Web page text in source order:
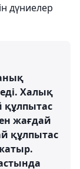
дүниелер
Халық
құлпытас
жағдай
құлпытас